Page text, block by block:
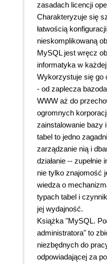
zasadach licencji
Charakteryzuje się
łatwością
nieskomplikowaną
MySQL jest wręcz
informatyka w
Wykorzystuje się go
- od zaplecza
WWW aż do
ogromnych
zainstalowanie bazy
tabel to jedno
zarządzanie nią i
działanie -- zupełnie
nie tylko znajomość
wiedza o
typach tabel i
jej wydajność.
Książka "MySQL.
administratora" to
niezbędnych do
odpowiadającej za